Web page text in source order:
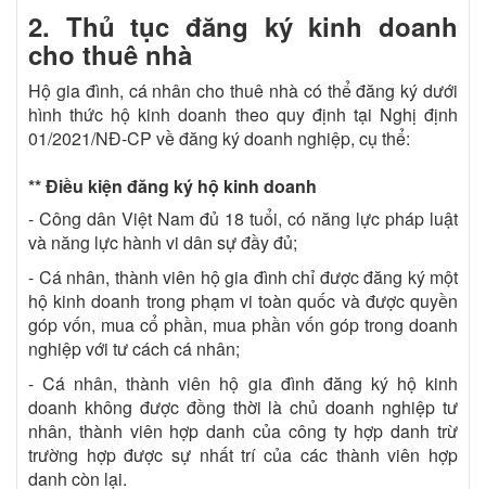
2. Thủ tục đăng ký kinh doanh
cho thuê nhà
Hộ gia đình, cá nhân cho thuê nhà có thể đăng ký dưới
hình thức hộ kinh doanh theo quy định tại Nghị định
01/2021/NĐ-CP về đăng ký doanh nghiệp, cụ thể:
** Điều kiện đăng ký hộ kinh doanh
- Công dân Việt Nam đủ 18 tuổi, có năng lực pháp luật
và năng lực hành vi dân sự đầy đủ;
- Cá nhân, thành viên hộ gia đình chỉ được đăng ký một
hộ kinh doanh trong phạm vi toàn quốc và được quyền
góp vốn, mua cổ phần, mua phần vốn góp trong doanh
nghiệp với tư cách cá nhân;
- Cá nhân, thành viên hộ gia đình đăng ký hộ kinh
doanh không được đồng thời là chủ doanh nghiệp tư
nhân, thành viên hợp danh của công ty hợp danh trừ
trường hợp được sự nhất trí của các thành viên hợp
danh còn lại.